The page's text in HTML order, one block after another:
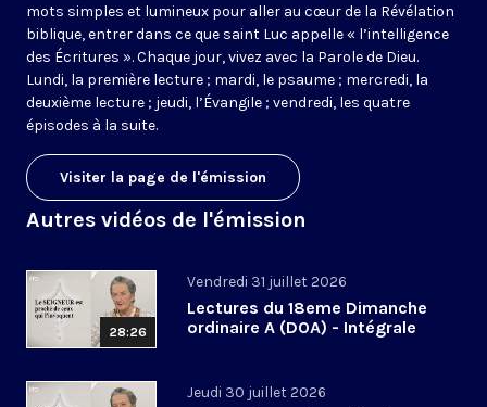
mots simples et lumineux pour aller au cœur de la Révélation
biblique, entrer dans ce que saint Luc appelle « l’intelligence
des Écritures ». Chaque jour, vivez avec la Parole de Dieu.
Lundi, la première lecture ; mardi, le psaume ; mercredi, la
deuxième lecture ; jeudi, l’Évangile ; vendredi, les quatre
épisodes à la suite.
Visiter la page de l'émission
Autres vidéos de l'émission
28:26
Vendredi 31 juillet 2026
Lectures du 18eme Dimanche
ordinaire A (DOA) - Intégrale
Jeudi 30 juillet 2026